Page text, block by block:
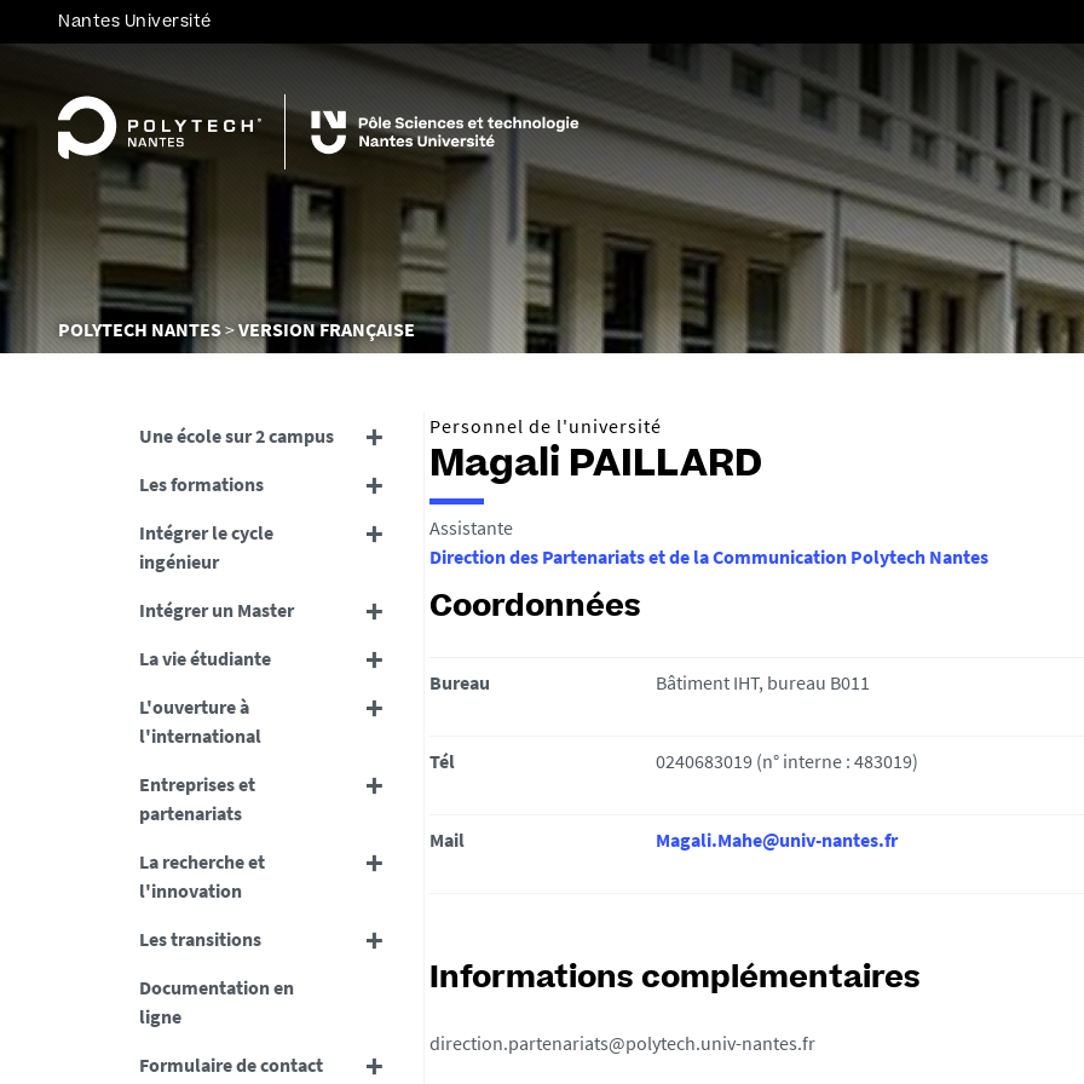
au
contenu
Nantes Université
Vous
êtes
POLYTECH NANTES VERSION FRANÇAISE
Une école sur 2 campus
Les formations
Intégrer le cycle
ingénieur
Intégrer un Master
La vie étudiante
L'ouverture à
l'international
Entreprises et
partenariats
La recherche et
l'innovation
Les transitions
Documentation en
ligne
Formulaire de contact
Personnel de l'université
Magali PAILLARD
Assistante
Direction des Partenariats et de la Communication Polytech Nantes
Coordonnées
Bureau Bâtiment IHT, bureau B011
Tél 0240683019 (n° interne : 483019)
Mail Magali.Mahe@univ-nantes.fr
Informations complémentaires
direction.partenariats@polytech.univ-nantes.fr